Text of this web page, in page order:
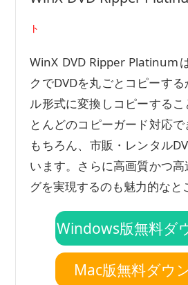
ト
WinX DVD Ripper Platinum
クでDVDを丸ごとコピーす
ル形式に変換しコピーする
とんどのコピーガード対応
もちろん、市販・レンタル
います。さらに高画質かつ
グを実現するのも魅力的なと
Windows版無料ダ
Mac版無料ダウ